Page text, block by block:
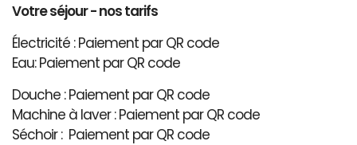
Votre séjour - nos tarifs
Électricité : Paiement par QR code
Eau: Paiement par QR code
Douche : Paiement par QR code
Machine à laver : Paiement par QR code
Séchoir : Paiement par QR code